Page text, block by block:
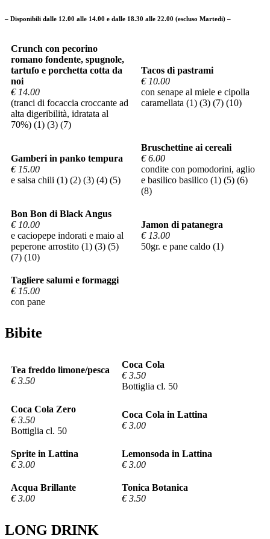
– Disponibili dalle 12.00 alle 14.00 e dalle 18.30 alle 22.00 (escluso Martedi) –
Crunch con pecorino
romano fondente, spugnole,
tartufo e porchetta cotta da
noi
€ 14.00
(tranci di focaccia croccante ad
alta digeribilità, idratata al
70%) (1) (3) (7)
Tacos di pastrami
€ 10.00
con senape al miele e cipolla
caramellata (1) (3) (7) (10)
Gamberi in panko tempura
€ 15.00
e salsa chili (1) (2) (3) (4) (5)
Bruschettine ai cereali
€ 6.00
condite con pomodorini, aglio
e basilico basilico (1) (5) (6)
(8)
Bon Bon di Black Angus
€ 10.00
e caciopepe indorati e maio al
peperone arrostito (1) (3) (5)
(7) (10)
Jamon di patanegra
€ 13.00
50gr. e pane caldo (1)
Tagliere salumi e formaggi
€ 15.00
con pane
Bibite
Tea freddo limone/pesca
€ 3.50
Coca Cola
€ 3.50
Bottiglia cl. 50
Coca Cola Zero
€ 3.50
Bottiglia cl. 50
Coca Cola in Lattina
€ 3.00
Sprite in Lattina
€ 3.00
Lemonsoda in Lattina
€ 3.00
Acqua Brillante
€ 3.00
Tonica Botanica
€ 3.50
LONG DRINK